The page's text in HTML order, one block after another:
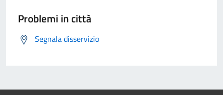
Problemi in città
Segnala disservizio